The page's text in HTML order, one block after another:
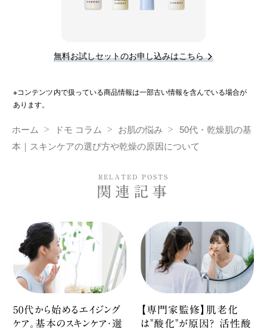
無料お試しセットのお申し込みはこちら
※コンテンツ内で扱っている商品情報は一部古い情報を含んでいる場合が
あります。
ホーム ドモ コラム お肌の悩み
50代・乾燥肌の基
本｜スキンケアの選び方や乾燥の原因について
RELATED POSTS
関連記事
50代から始めるエイジング
ケア。基本のスキンケア・選
【専門家監修】肌老化
は"酸化"が原因？ 活性酸